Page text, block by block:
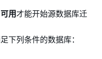
可用才能开始源数据库迁
下列条件的数据库：